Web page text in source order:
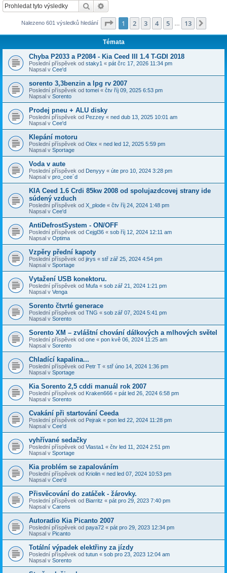
Hledat
Nalezeno 601 výsledků hledání Stránka z 13
1 2 3 4 5 13
Témata
Chyba P2033 a P2084 - Kia Ceed III 1.4 T-GDI 2018
Poslední příspěvek od staky1 « pát črc 17, 2026 11:34 pm
Napsal v Cee'd
sorento 3,3benzin a lpg rv 2007
Poslední příspěvek od tomei « čtv říj 09, 2025 6:53 pm
Napsal v Sorento
Prodej pneu + ALU disky
Poslední příspěvek od Pezzey « ned dub 13, 2025 10:01 am
Napsal v Cee'd
Klepání motoru
Poslední příspěvek od Olex « ned led 12, 2025 5:59 pm
Napsal v Sportage
Voda v aute
Poslední příspěvek od Denyyy « úte pro 10, 2024 3:28 pm
Napsal v pro_cee´d
KIA Ceed 1.6 Crdi 85kw 2008 od spolujazdcovej strany ide
súdený vzduch
Poslední příspěvek od X_plode « čtv říj 24, 2024 1:48 pm
Napsal v Cee'd
AntiDefrostSystem - ON/OFF
Poslední příspěvek od Cejgl36 « sob říj 12, 2024 12:11 am
Napsal v Optima
Vzpěry přední kapoty
Poslední příspěvek od jirys « stř zář 25, 2024 4:54 pm
Napsal v Sportage
Vytažení USB konektoru.
Poslední příspěvek od Mufa « sob zář 21, 2024 1:21 pm
Napsal v Venga
Sorento čtvrté generace
Poslední příspěvek od TNG « sob zář 07, 2024 5:41 pm
Napsal v Sorento
Sorento XM – zvláštní chování dálkových a mlhových světel
Poslední příspěvek od one « pon kvě 06, 2024 11:25 am
Napsal v Sorento
Chladící kapalina...
Poslední příspěvek od Petr T « stř úno 14, 2024 1:36 pm
Napsal v Sportage
Kia Sorento 2,5 cddi manuál rok 2007
Poslední příspěvek od Kraken666 « pát led 26, 2024 6:58 pm
Napsal v Sorento
Cvakání při startování Ceeda
Poslední příspěvek od Pejrak « pon led 22, 2024 11:28 pm
Napsal v Cee'd
vyhřívané sedačky
Poslední příspěvek od Vlasta1 « čtv led 11, 2024 2:51 pm
Napsal v Sportage
Kia problém se zapalováním
Poslední příspěvek od Kriolin « ned led 07, 2024 10:53 pm
Napsal v Cee'd
Přisvěcování do zatáček - žárovky.
Poslední příspěvek od Biarritz « pát pro 29, 2023 7:40 pm
Napsal v Carens
Autoradio Kia Picanto 2007
Poslední příspěvek od paya72 « pát pro 29, 2023 12:34 pm
Napsal v Picanto
Totální výpadek elektřiny za jízdy
Poslední příspěvek od tutun « sob pro 23, 2023 12:04 am
Napsal v Sorento